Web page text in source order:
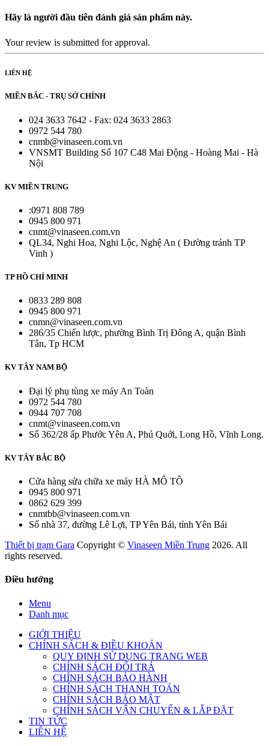
Hãy là người đầu tiên đánh giá sản phẩm này.
Your review is submitted for approval.
LIÊN HỆ
MIỀN BẮC - TRỤ SỞ CHÍNH
024 3633 7642 - Fax: 024 3633 2863
0972 544 780
cnmb@vinaseen.com.vn
VNSMT Building Số 107 C48 Mai Động - Hoàng Mai - Hà
Nội
KV MIỀN TRUNG
:0971 808 789
0945 800 971
cnmt@vinaseen.com.vn
QL34, Nghi Hoa, Nghi Lộc, Nghệ An ( Đường tránh TP
Vinh )
TP HỒ CHÍ MINH
0833 289 808
0945 800 971
cnmn@vinaseen.com.vn
286/35 Chiến lược, phường Bình Trị Đông A, quận Bình
Tân, Tp HCM
KV TÂY NAM BỘ
Đại lý phụ tùng xe máy An Toàn
0972 544 780
0944 707 708
cnmt@vinaseen.com.vn
Số 362/28 ấp Phước Yên A, Phú Quới, Long Hồ, Vĩnh Long.
KV TÂY BẮC BỘ
Cửa hàng sửa chữa xe máy HÀ MÔ TÔ
0945 800 971
0862 629 399
cnmtbb@vinaseen.com.vn
Số nhà 37, đường Lê Lợi, TP Yên Bái, tỉnh Yên Bái
Thiết bị trạm Gara Copyright © Vinaseen Miền Trung 2026. All
rights reserved.
Điều hướng
Menu
Danh mục
GIỚI THIỆU
CHÍNH SÁCH & ĐIỀU KHOẢN
QUY ĐỊNH SỬ DỤNG TRANG WEB
CHÍNH SÁCH ĐỔI TRẢ
CHÍNH SÁCH BẢO HÀNH
CHÍNH SÁCH THANH TOÁN
CHÍNH SÁCH BẢO MẬT
CHÍNH SÁCH VẬN CHUYỂN & LẮP ĐẶT
TIN TỨC
LIÊN HỆ